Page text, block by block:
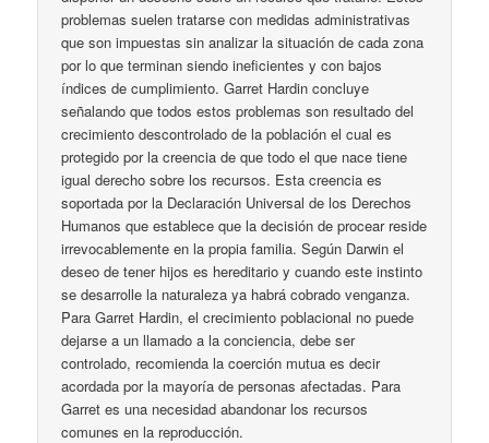
problemas suelen tratarse con medidas administrativas
que son impuestas sin analizar la situación de cada zona
por lo que terminan siendo ineficientes y con bajos
índices de cumplimiento. Garret Hardin concluye
señalando que todos estos problemas son resultado del
crecimiento descontrolado de la población el cual es
protegido por la creencia de que todo el que nace tiene
igual derecho sobre los recursos. Esta creencia es
soportada por la Declaración Universal de los Derechos
Humanos que establece que la decisión de procear reside
irrevocablemente en la propia familia. Según Darwin el
deseo de tener hijos es hereditario y cuando este instinto
se desarrolle la naturaleza ya habrá cobrado venganza.
Para Garret Hardin, el crecimiento poblacional no puede
dejarse a un llamado a la conciencia, debe ser
controlado, recomienda la coerción mutua es decir
acordada por la mayoría de personas afectadas. Para
Garret es una necesidad abandonar los recursos
comunes en la reproducción.